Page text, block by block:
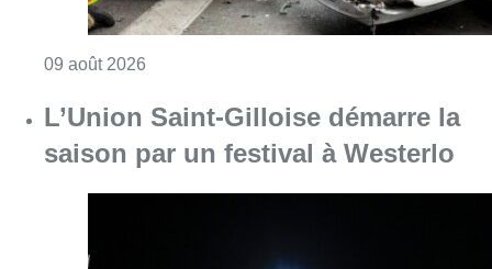
09 août 2026
L’Union Saint-Gilloise démarre la
saison par un festival à Westerlo